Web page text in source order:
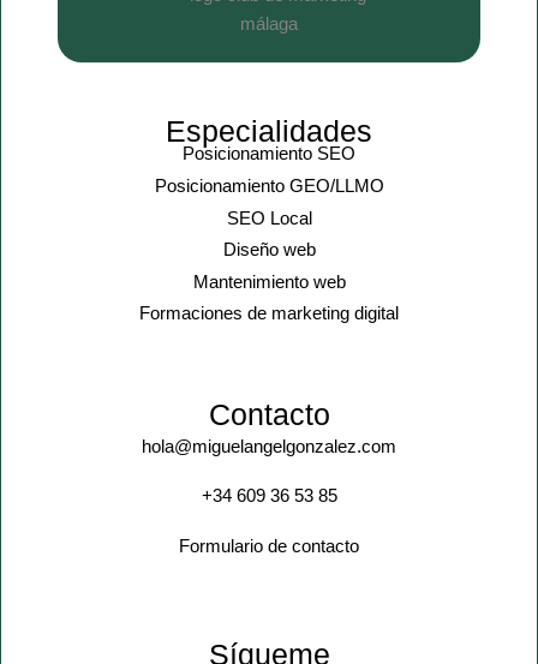
Especialidades
Posicionamiento SEO
Posicionamiento GEO/LLMO
SEO Local
Diseño web
Mantenimiento web
Formaciones de marketing digital
Contacto
hola@miguelangelgonzalez.com
+34 609 36 53 85
Formulario de contacto
Sígueme